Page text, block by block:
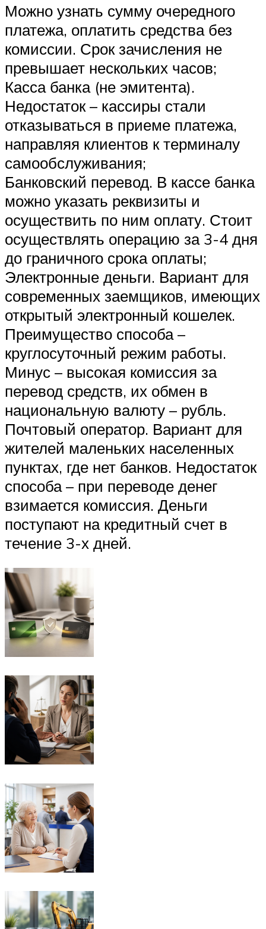
Можно узнать сумму очередного
платежа, оплатить средства без
комиссии. Срок зачисления не
превышает нескольких часов;
Касса банка (не эмитента).
Недостаток – кассиры стали
отказываться в приеме платежа,
направляя клиентов к терминалу
самообслуживания;
Банковский перевод. В кассе банка
можно указать реквизиты и
осуществить по ним оплату. Стоит
осуществлять операцию за 3-4 дня
до граничного срока оплаты;
Электронные деньги. Вариант для
современных заемщиков, имеющих
открытый электронный кошелек.
Преимущество способа –
круглосуточный режим работы.
Минус – высокая комиссия за
перевод средств, их обмен в
национальную валюту – рубль.
Почтовый оператор. Вариант для
жителей маленьких населенных
пунктах, где нет банков. Недостаток
способа – при переводе денег
взимается комиссия. Деньги
поступают на кредитный счет в
течение 3-х дней.